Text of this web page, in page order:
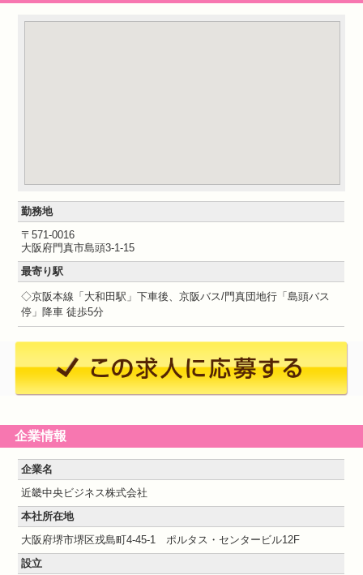
勤務地
〒571-0016
大阪府門真市島頭3-1-15
最寄り駅
◇京阪本線「大和田駅」下車後、京阪バス/門真団地行「島頭バス
停」降車 徒歩5分
企業情報
企業名
近畿中央ビジネス株式会社
本社所在地
大阪府堺市堺区戎島町4-45-1 ポルタス・センタービル12F
設立